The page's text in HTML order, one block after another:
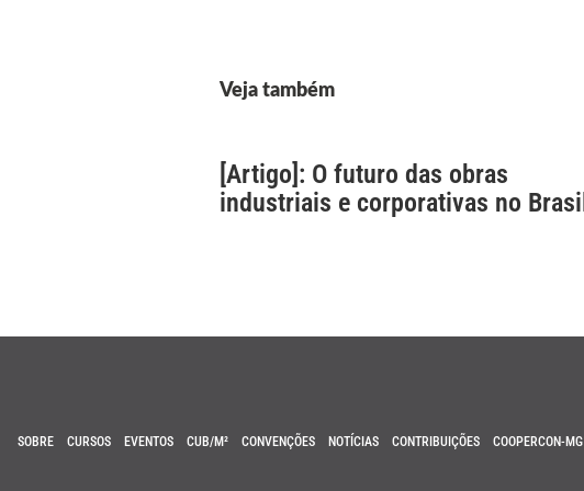
Veja também
[Artigo]: O futuro das obras
industriais e corporativas no Brasil
SOBRE CURSOS EVENTOS CUB/M² CONVENÇÕES NOTÍCIAS CONTRIBUIÇÕES COOPERCON-MG